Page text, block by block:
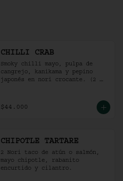
CHILLI CRAB
Smoky chilli mayo, pulpa de
cangrejo, kanikama y pepino
japonés en nori crocante. (2
$44.000
CHIPOTLE TARTARE
2 Nori taco de atún o salmón,
mayo chipotle, rabanito
encurtido y cilantro.